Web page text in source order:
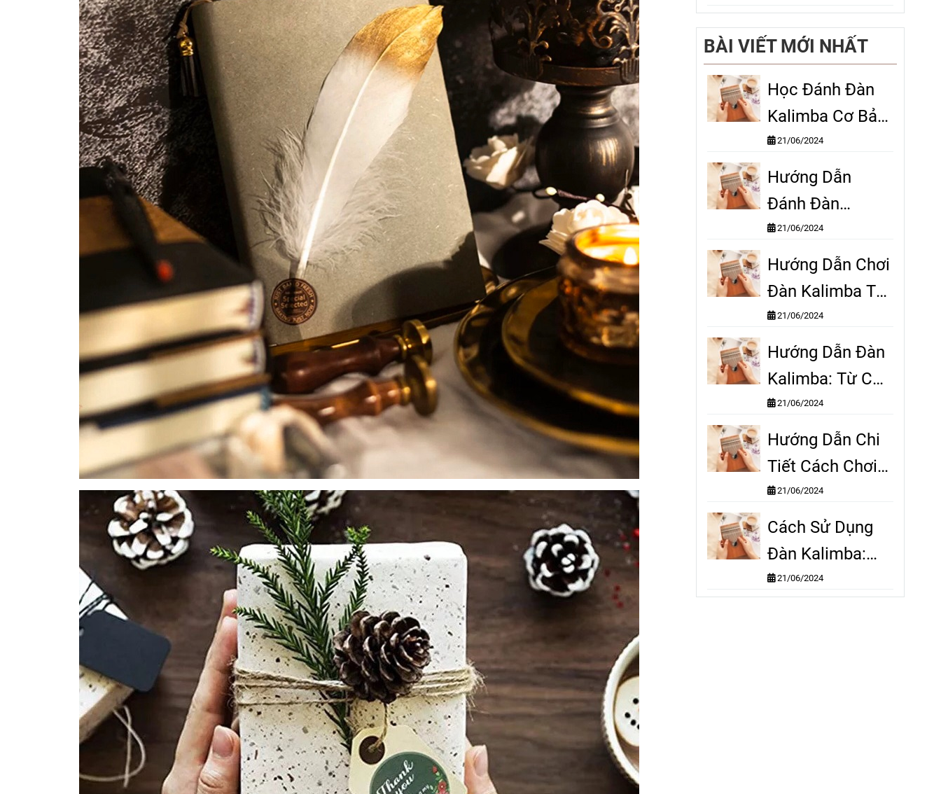
BÀI VIẾT MỚI NHẤT
Học Đánh Đàn
Kalimba Cơ Bản:
Dễ Hiểu Và Chi
Tiết
21/06/2024
Hướng Dẫn
Đánh Đàn
Kalimba Cơ Bản:
Bắt Đầu Từ Con
Số 0
21/06/2024
Hướng Dẫn Chơi
Đàn Kalimba Từ
A-Z: Biến Bạn
Thành Nghệ Sĩ
Trong Vài Tuần
21/06/2024
Hướng Dẫn Đàn
Kalimba: Từ Cơ
Bản Đến Nâng
Cao Chỉ Trong
Một Khóa Học
21/06/2024
Hướng Dẫn Chi
Tiết Cách Chơi
Đàn Kalimba
Từng Bước Cho
Người Mới
21/06/2024
Cách Sử Dụng
Đàn Kalimba:
Mẹo Và Thủ
21/06/2024